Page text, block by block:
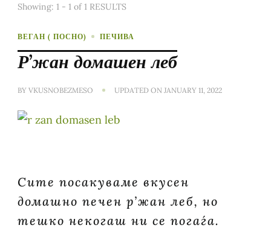
Showing: 1 - 1 of 1 RESULTS
ВЕГАН ( ПОСНО) ПЕЧИВА
Р’жан домашен леб
BY VKUSNOBEZMESO UPDATED ON JANUARY 11, 2022
Сите посакуваме вкусен
домашно печен р’жан леб, но
тешко некогаш ни се погаѓа.